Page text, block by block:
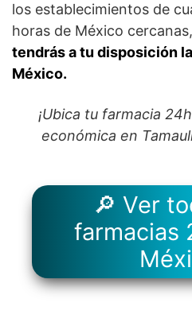
los establecimientos de
horas de México
tendrás a tu disposición
México.
¡Ubica tu farmacia
económica en
🔎 Ver
farmacias